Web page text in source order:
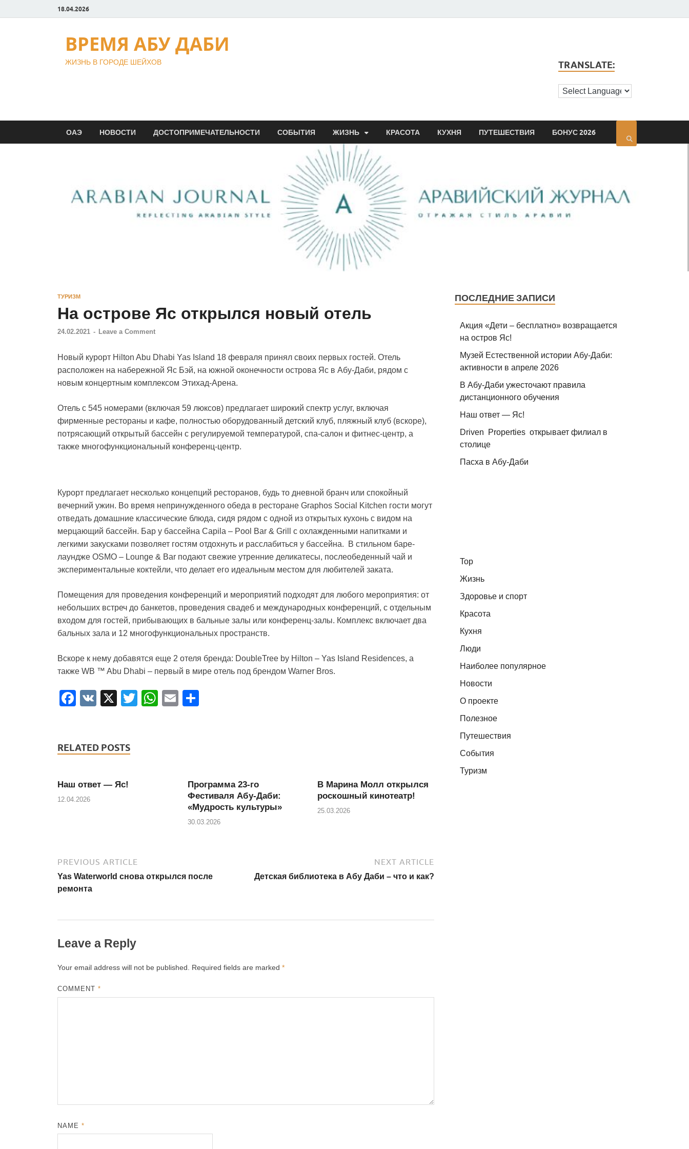
18.04.2026
ВРЕМЯ АБУ ДАБИ
ЖИЗНЬ В ГОРОДЕ ШЕЙХОВ TRANSLATE:
ОАЭ НОВОСТИ ДОСТОПРИМЕЧАТЕЛЬНОСТИ СОБЫТИЯ ЖИЗНЬ КРАСОТА КУХНЯ ПУТЕШЕСТВИЯ БОНУС 2026
ТУРИЗМ
На острове Яс открылся новый отель
24.02.2021 - Leave a Comment
Новый курорт Hilton Abu Dhabi Yas Island 18 февраля принял своих первых гостей. Отель
расположен на набережной Яс Бэй, на южной оконечности острова Яс в Абу-Даби, рядом с
новым концертным комплексом Этихад-Арена.
Отель с 545 номерами (включая 59 люксов) предлагает широкий спектр услуг, включая
фирменные рестораны и кафе, полностью оборудованный детский клуб, пляжный клуб (вскоре),
потрясающий открытый бассейн с регулируемой температурой, спа-салон и фитнес-центр, а
также многофункциональный конференц-центр.
Курорт предлагает несколько концепций ресторанов, будь то дневной бранч или спокойный
вечерний ужин. Во время непринужденного обеда в ресторане Graphos Social Kitchen гости могут
отведать домашние классические блюда, сидя рядом с одной из открытых кухонь с видом на
мерцающий бассейн. Бар у бассейна Capila – Pool Bar & Grill с охлажденными напитками и
легкими закусками позволяет гостям отдохнуть и расслабиться у бассейна. В стильном баре-
лаундже OSMO – Lounge & Bar подают свежие утренние деликатесы, послеобеденный чай и
экспериментальные коктейли, что делает его идеальным местом для любителей заката.
Помещения для проведения конференций и мероприятий подходят для любого мероприятия: от
небольших встреч до банкетов, проведения свадеб и международных конференций, с отдельным
входом для гостей, прибывающих в бальные залы или конференц-залы. Комплекс включает два
бальных зала и 12 многофункциональных пространств.
Вскоре к нему добавятся еще 2 отеля бренда: DoubleTree by Hilton – Yas Island Residences, а
также WB ™ Abu Dhabi – первый в мире отель под брендом Warner Bros.
F
e
o
o
V
X
T
W
E
RELATED POSTS
Наш ответ — Яс!
12.04.2026
Программа 23-го
Фестиваля Абу-Даби:
«Мудрость культуры»
30.03.2026
В Марина Молл открылся
роскошный кинотеатр!
25.03.2026
PREVIOUS ARTICLE
Yas Waterworld снова открылся после
ремонта
NEXT ARTICLE
Детская библиотека в Абу Даби – что и как?
Leave a Reply
Your email address will not be published. Required fields are marked *
COMMENT*
NAME*
ПОСЛЕДНИЕ ЗАПИСИ
Акция «Дети – бесплатно» возвращается
на остров Яс!
Музей Eстественной истории Абу-Даби:
активности в апреле 2026
В Абу-Даби ужесточают правила
дистанционного обучения
Наш ответ — Яс!
Driven Properties открывает филиал в
столице
Пасха в Абу-Даби
Top
Жизнь
Здоровье и спорт
Красота
Кухня
Люди
Наиболее популярное
Новости
О проекте
Полезное
Путешествия
События
Туризм